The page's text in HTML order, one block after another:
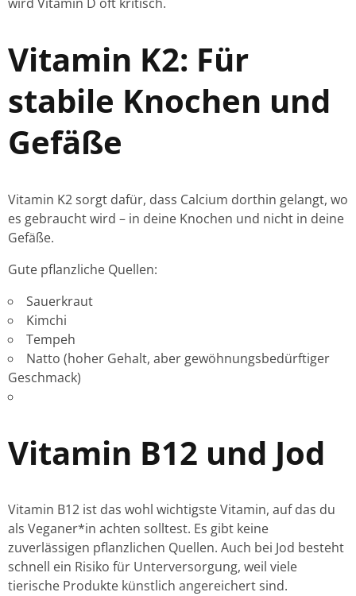
Vitamin K2: Für
stabile Knochen und
Gefäße
Vitamin K2 sorgt dafür, dass Calcium dorthin gelangt, wo
es gebraucht wird – in deine Knochen und nicht in deine
Gefäße.
Gute pflanzliche Quellen:
Sauerkraut
Kimchi
Tempeh
Natto (hoher Gehalt, aber gewöhnungsbedürftiger
Geschmack)
Vitamin B12 und Jod
Vitamin B12 ist das wohl wichtigste Vitamin, auf das du
als Veganer*in achten solltest. Es gibt keine
zuverlässigen pflanzlichen Quellen. Auch bei Jod besteht
schnell ein Risiko für Unterversorgung, weil viele
tierische Produkte künstlich angereichert sind.